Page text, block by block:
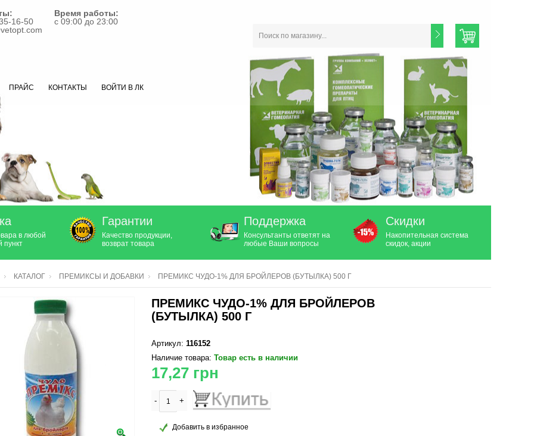
16-50
Время работы:
с 09:00 до 23:00
ПРАЙС КОНТАКТЫ ВОЙТИ В ЛК
в любой
пункт
Гарантии
Качество продукции,
возврат товара
Поддержка
Консультанты ответят на
любые Ваши вопросы
Скидки
Накопительная система
скидок, акции
КАТАЛОГ ПРЕМИКСЫ И ДОБАВКИ ПРЕМИКС ЧУДО-1% ДЛЯ БРОЙЛЕРОВ (БУТЫЛКА) 500 Г
ПРЕМИКС ЧУДО-1% ДЛЯ БРОЙЛЕРОВ
(БУТЫЛКА) 500 Г
Артикул: 116152
Наличие товара: Товар есть в наличии
17,27 грн
- +
Добавить в избранное